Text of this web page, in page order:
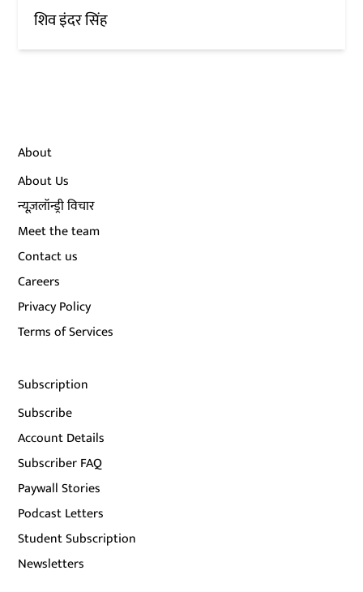
शिव इंदर सिंह
About
About Us
न्यूज़लॉन्ड्री विचार
Meet the team
Contact us
Careers
Privacy Policy
Terms of Services
Subscription
Subscribe
Account Details
Subscriber FAQ
Paywall Stories
Podcast Letters
Student Subscription
Newsletters